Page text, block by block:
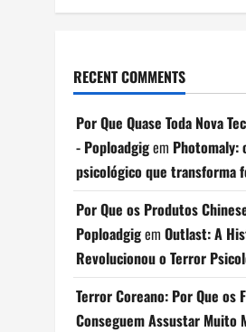
RECENT COMMENTS
Por Que Quase Toda Nova
- Poploadgigem
psicológico que transforma
Por Que os Produtos
Poploadgigem Outlast: A
Revolucionou o Terror
Terror Coreano: Por Que os
Conseguem Assustar Muito